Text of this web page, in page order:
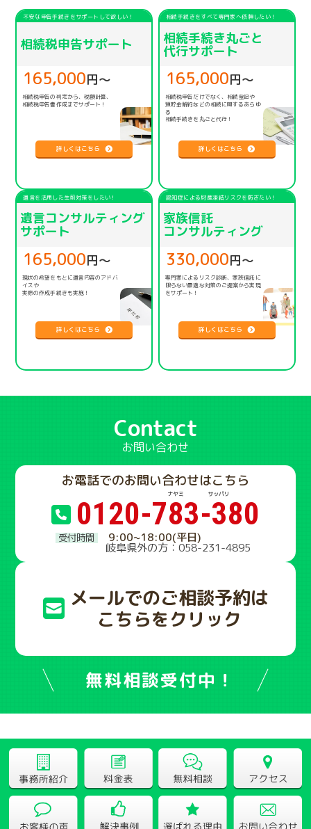
不安な申告手続きをサポートして欲しい！
相続税申告サポート
165,000円〜
相続税申告の判定から、税額計算、
相続税申告書作成までサポート！
詳しくはこちら
相続手続きをすべて専門家へ依頼したい！
相続手続き丸ごと
代行サポート
165,000円〜
相続税申告だけでなく、相続登記や
預貯金解約などの相続に関するあらゆ
る
相続手続きを丸ごと代行！
詳しくはこちら
遺言を活用した生前対策をしたい！
遺言コンサルティング
サポート
165,000円〜
現状の希望をもとに遺言内容のアドバ
イスや
実際の作成手続きも実施！
詳しくはこちら
認知症による財産凍結リスクを防ぎたい！
家族信託
コンサルティング
330,000円〜
専門家によるリスク診断、家族信託に
限らない最適な対策のご提案から実現
をサポート！
詳しくはこちら
Contact
お問い合わせ
お電話でのお問い合わせはこちら
0120-783-380
9:00~18:00(平日)
岐阜県外の方：058-231-4895
メールでのご相談予約は
こちらをクリック
無料相談受付中！